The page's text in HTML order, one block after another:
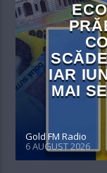
IAR
MAI
Gold FM Radio
6 AUGUST 2026